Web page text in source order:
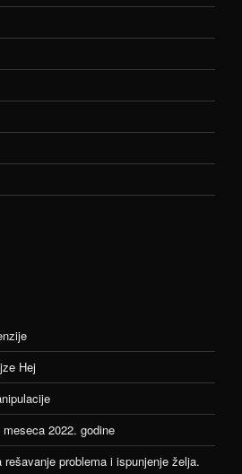
Hej
2022. godine
rešavanje problema i ispunjenje želja.